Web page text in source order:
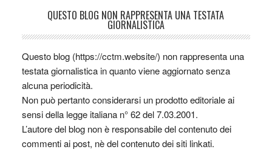
QUESTO BLOG NON RAPPRESENTA UNA TESTATA
GIORNALISTICA
Questo blog (https://cctm.website/) non rappresenta una
testata giornalistica in quanto viene aggiornato senza
alcuna periodicità.
Non può pertanto considerarsi un prodotto editoriale ai
sensi della legge italiana n° 62 del 7.03.2001.
L’autore del blog non è responsabile del contenuto dei
commenti ai post, nè del contenuto dei siti linkati.